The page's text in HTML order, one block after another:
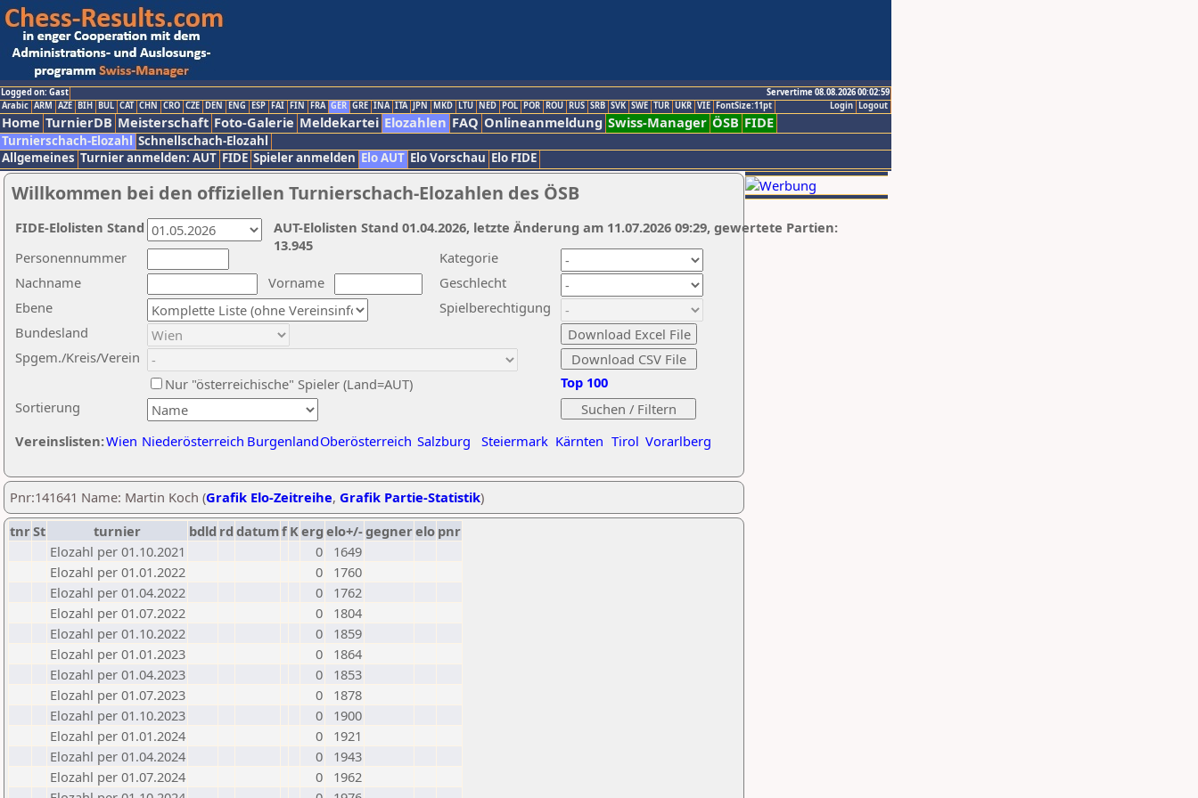
Logged on: Gast
Servertime 08.08.2026 00:02:59
Logout
Login
Arabic ARM AZE BIH BUL CAT CHN CRO CZE DEN ENG ESP FAI FIN FRA GER GRE INA ITA JPN MKD LTU NED POL POR ROU RUS SRB SVK SWE TUR UKR VIE FontSize:11pt
Home TurnierDB Meisterschaft Foto-Galerie Meldekartei Elozahlen FAQ Onlineanmeldung Swiss-Manager ÖSB FIDE
Turnierschach-Elozahl Schnellschach-Elozahl
Allgemeines Turnier anmelden: AUT FIDE Spieler anmelden Elo AUT Elo Vorschau Elo FIDE
Willkommen bei den offiziellen Turnierschach-Elozahlen des ÖSB
Nachname
Vorname
Ebene
Kategorie
Sortierung
Personennummer
Bundesland
Spgem./Kreis/Verein
Geschlecht
Nur "österreichische" Spieler (Land=AUT)
Spielberechtigung
Vereinslisten:Wien Niederösterreich BurgenlandOberösterreich Salzburg Steiermark Kärnten Tirol Vorarlberg
Top 100
AUT-Elolisten Stand 01.04.2026, letzte Änderung am 11.07.2026 09:29, gewertete Partien:
13.945
FIDE-Elolisten Stand
Pnr:141641 Name: Martin Koch (Grafik Elo-Zeitreihe, Grafik Partie-Statistik)
tnrSt turnier bdld rd datumf Kerg elo+/-gegnerelo pnr
Elozahl per 01.10.2021
0
1649
Elozahl per 01.01.2022
0
1760
Elozahl per 01.04.2022
0
1762
Elozahl per 01.07.2022
0
1804
Elozahl per 01.10.2022
0
1859
Elozahl per 01.01.2023
0
1864
Elozahl per 01.04.2023
0
1853
Elozahl per 01.07.2023
0
1878
Elozahl per 01.10.2023
0
1900
Elozahl per 01.01.2024
0
1921
Elozahl per 01.04.2024
0
1943
Elozahl per 01.07.2024
0
1962